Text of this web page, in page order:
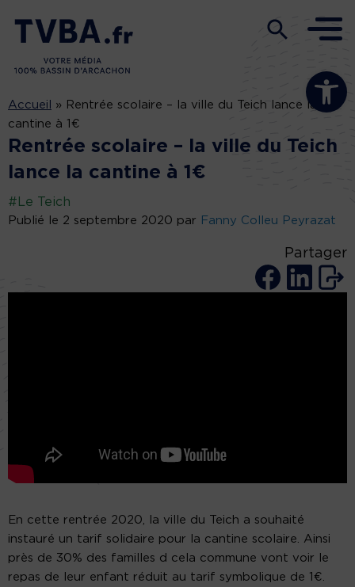
Ouvrir la
Accueil » Rentrée scolaire – la ville du Teich lance la
cantine à 1€
Rentrée scolaire – la ville du Teich
lance la cantine à 1€
#Le Teich
Publié le 2 septembre 2020 par Fanny Colleu Peyrazat
Partager
En cette rentrée 2020, la ville du Teich a souhaité
instauré un tarif solidaire pour la cantine scolaire. Ainsi
près de 30% des familles d cela commune vont voir le
repas de leur enfant réduit au tarif symbolique de 1€.